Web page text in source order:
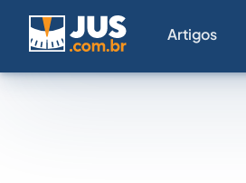
Artigos